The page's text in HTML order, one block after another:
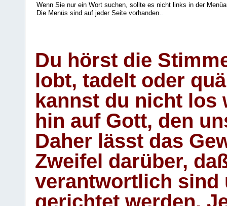
Wenn Sie nur ein Wort suchen, sollte es nicht links in der
Die Menüs sind auf jeder Seite vorhanden.
Du hörst die
lobt, tadelt oder
kannst du nicht los
hin auf Gott, den
Daher lässt das
Zweifel darüber,
verantwortlich sind
gerichtet werden.